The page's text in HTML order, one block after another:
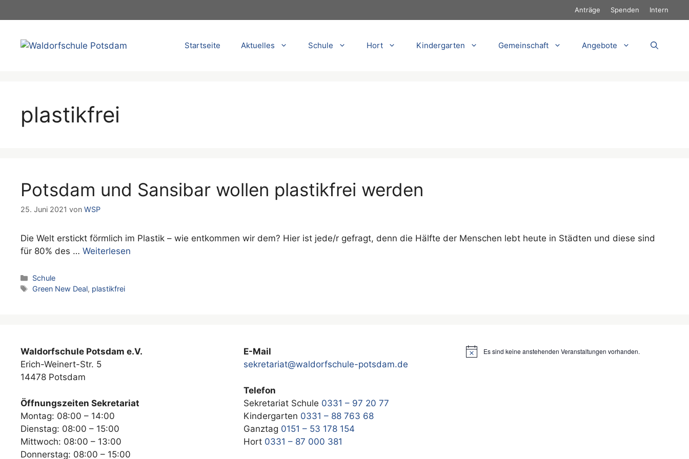
Inhalt
Anträge Spenden Intern
Startseite Aktuelles Schule Hort Kindergarten Gemeinschaft Angebote
plastikfrei
Potsdam und Sansibar wollen plastikfrei werden
25. Juni 2021 von WSP
Die Welt erstickt förmlich im Plastik – wie entkommen wir dem? Hier ist jede/r gefragt, denn die Hälfte der Menschen lebt heute in Städten und diese sind
für 80% des … Weiterlesen
Kategorien
Schule
Schlagwörter
Green New Deal, plastikfrei
Waldorfschule Potsdam e.V.
Erich-Weinert-Str. 5
14478 Potsdam
Öffnungszeiten Sekretariat
Montag: 08:00 – 14:00
Dienstag: 08:00 – 15:00
Mittwoch: 08:00 – 13:00
Donnerstag: 08:00 – 15:00
E-Mail
sekretariat@waldorfschule-potsdam.de
Telefon
Sekretariat Schule 0331 – 97 20 77
Kindergarten 0331 – 88 763 68
Ganztag 0151 – 53 178 154
Hort 0331 – 87 000 381
H
Es sind keine anstehenden Veranstaltungen vorhanden.